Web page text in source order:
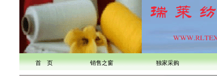
首 页 销售之窗 独家采购